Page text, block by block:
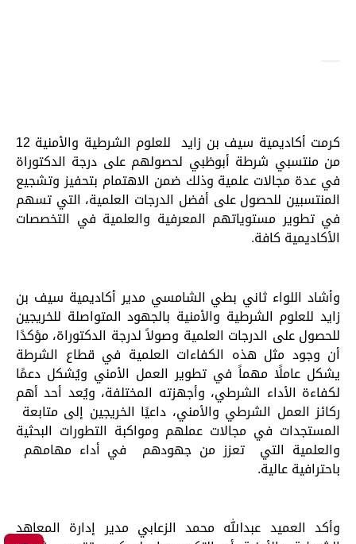
كرمت أكاديمية سيف بن زايد للعلوم الشرطية والأمنية 12
من منتسبي شرطة أبوظبي لحصولهم على درجة الدكتوراة
في عدة مجالات علمية وذلك ضمن الاهتمام بتحفيز وتشجيع
المنتسبين للحصول على أفضل الدرجات العلمية، التي تسهم
في تطوير مستوياتهم المعرفية والعلمية في التخصصات
الأكاديمية كافة.
وأشاد اللواء ثاني بطي الشامسي مدير أكاديمية سيف بن
زايد للعلوم الشرطية والأمنية بالجهود المتواصلة للخريجين
للحصول على الدرجات العلمية وصولاً لدرجة الدكتوراة، مؤكدًا
أن وجود مثل هذه الكفاءات العلمية في قطاع الشرطة
يشكل عاملًا مهماً في تطوير العمل الأمني ويُشكل دعمًا
لكفاءة الأداء الشرطي، وأجهزته المختلفة، ويُعد أحد أهم
ركائز العمل الشرطي والأمني، داعيًا الخريجين إلى متابعة
المستجدات في مجالات عملهم ومواكبة التطورات البحثية
والعلمية التي تعزز من جهودهم في أداء مهامهم
باحترافية عالية.
وأكد العميد عبدالله محمد الزعابي مدير إدارة المعاهد